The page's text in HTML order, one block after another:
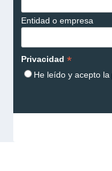
Entidad o empresa
Privacidad *
He leído y acepto la